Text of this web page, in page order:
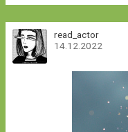
read_actor
14.12.2022